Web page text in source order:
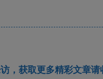
，获取更多精彩文章请